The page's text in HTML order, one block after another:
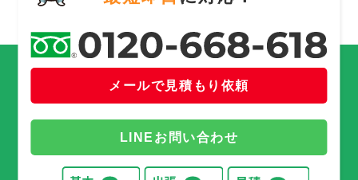
メールで見積もり依頼
LINEお問い合わせ